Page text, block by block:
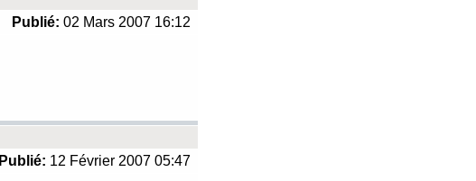
Publié: 02 Mars 2007 16:12
Publié: 12 Février 2007 05:47